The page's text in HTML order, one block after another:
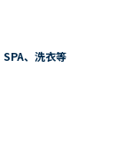
、洗衣等